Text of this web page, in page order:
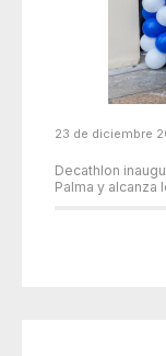
23 de diciembre
Decathlon
Palma y alcanza